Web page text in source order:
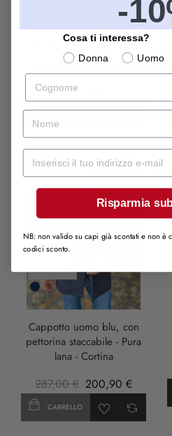
panna - Pascal
407,00 €
CARRELLO
-30%
Blu
Scuro
Cappotto uomo blu, con
pettorina staccabile - Pura
lana - Cortina
287,00 € 200,90 €
CARRELLO
-
Cosa ti interessa?
Donna
Uomo
Cognome
nome
Mail
Risparmia
NB: non valido su capi già scontati e non è
codici sconto.